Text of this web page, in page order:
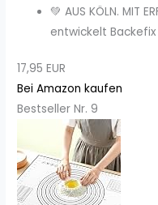
💚 AUS KÖLN. MIT
entwickelt
17,95 EUR
Bei Amazon kaufen
Bestseller Nr. 9